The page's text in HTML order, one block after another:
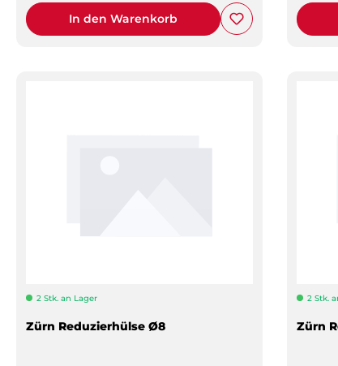
In den Warenkorb
2 Stk. an Lager
Zürn Reduzierhülse Ø8
2 Stk.
Zürn